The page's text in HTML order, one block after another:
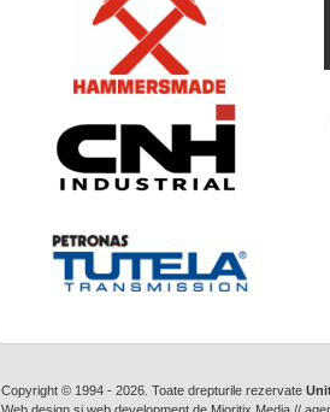
Copyright © 1994 - 2026. Toate drepturile rezervate